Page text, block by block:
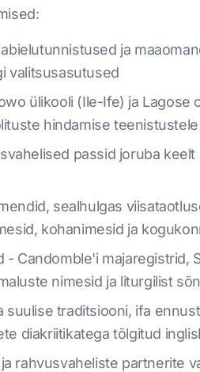
ja
valitsusasutused
ülikooli (Ile-Ife) ja Lagose
hindamise teenistustele
passid joruba
sealhulgas
kohanimesid ja
Candomble'i majaregistrid,
nimesid ja liturgilist
traditsiooni, ifa
diakriitikatega tõlgitud
rahvusvaheliste partnerite